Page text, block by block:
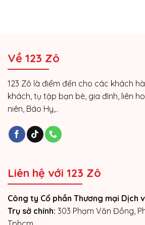
Về 123 Zô
123 Zô là điểm đến cho các khách
khách, tụ tập bạn bè, gia đình, liên
niên, Báo Hy,..
Liên hệ với 123 Zô
Công ty Cổ phần Thương mại Dịch
Trụ sở chính: 303 Phạm Văn Đồng,